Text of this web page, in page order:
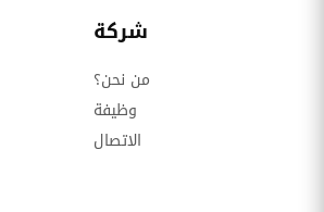
شركة
من نحن؟
وظيفة
الاتصال